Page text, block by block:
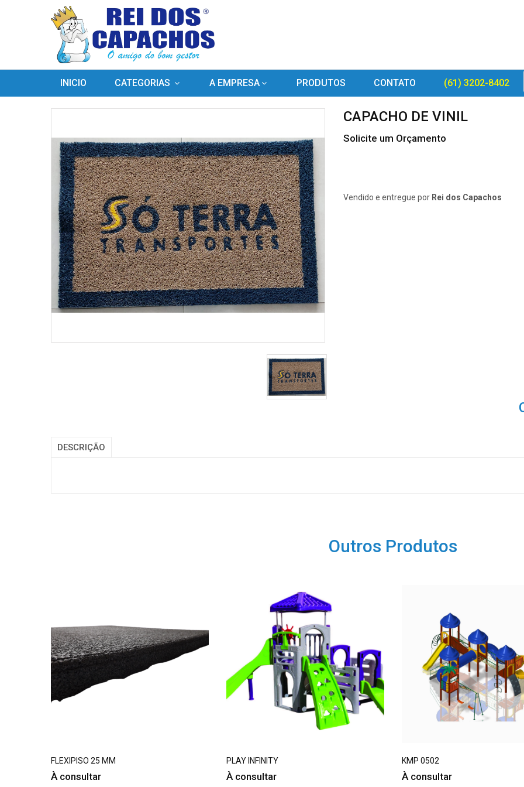
INICIO CATEGORIAS A EMPRESA PRODUTOS CONTATO (61) 3202-8402
CAPACHO DE VINIL
Solicite um Orçamento
Vendido e entregue por Rei dos Capachos
DESCRIÇÃO
Outros Produtos
FLEXIPISO 25 MM
À consultar
PLAY INFINITY
À consultar
KMP 0502
À consultar